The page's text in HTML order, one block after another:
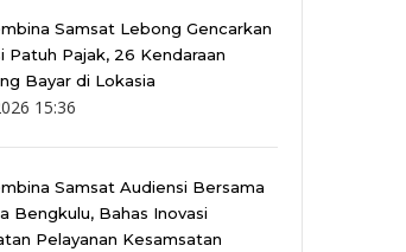
Samsat Lebong Gencarkan
Patuh Pajak, 26 Kendaraan
Bayar di Lokasia
15:36
Samsat Audiensi Bersama
Bengkulu, Bahas Inovasi
Pelayanan Kesamsatan